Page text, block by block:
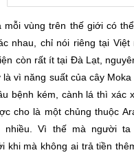
mỗi vùng trên thế giới có
nhau, chỉ nói riêng tại Việt
còn rất ít tại Đà Lạt,
là vì năng suất của cây
bệnh kém, cành lá thì xác
cho là một chủng thuộc
nhiều. Vì thế mà người ta
khi mà không ai trả tiền